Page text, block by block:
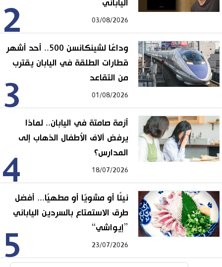
2
الياباني
03/08/2026
3
وداعًا لشينكانسن 500.. أحد أشهر
قطارات الطلقة في اليابان يقترب
من التقاعد
01/08/2026
4
أزمة صامتة في اليابان.. لماذا
يرفض آلاف الأطفال الذهاب إلى
المدارس؟
18/07/2026
5
نيئًا أو مشويًا أو مطهيًا... أفضل
طرق الاستمتاع بالسردين الياباني
”إيواشي“
23/07/2026